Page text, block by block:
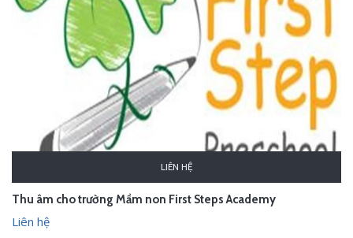
LIÊN HỆ
Thu âm cho trường Mầm non First Steps Academy
Liên hệ